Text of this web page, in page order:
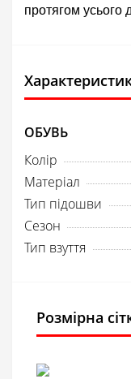
протягом усього
ОБУВЬ
Колір
Матеріал
Тип підошви
Сезон
Тип взуття
Розмірна